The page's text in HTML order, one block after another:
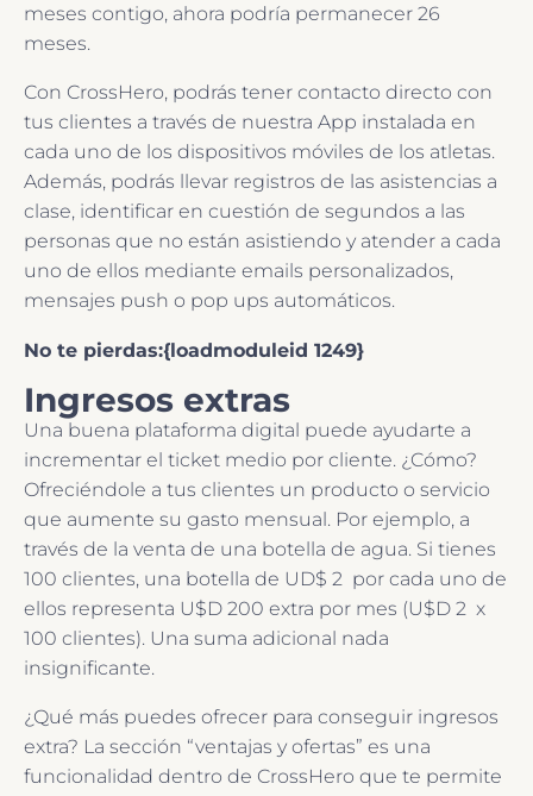
meses contigo, ahora podría permanecer 26
meses.
Con CrossHero, podrás tener contacto directo con
tus clientes a través de nuestra App instalada en
cada uno de los dispositivos móviles de los atletas.
Además, podrás llevar registros de las asistencias a
clase, identificar en cuestión de segundos a las
personas que no están asistiendo y atender a cada
uno de ellos mediante emails personalizados,
mensajes push o pop ups automáticos.
No te pierdas:{loadmoduleid 1249}
Ingresos extras
Una buena plataforma digital puede ayudarte a
incrementar el ticket medio por cliente. ¿Cómo?
Ofreciéndole a tus clientes un producto o servicio
que aumente su gasto mensual. Por ejemplo, a
través de la venta de una botella de agua. Si tienes
100 clientes, una botella de UD$ 2 por cada uno de
ellos representa U$D 200 extra por mes (U$D 2 x
100 clientes). Una suma adicional nada
insignificante.
¿Qué más puedes ofrecer para conseguir ingresos
extra? La sección “ventajas y ofertas” es una
funcionalidad dentro de CrossHero que te permite